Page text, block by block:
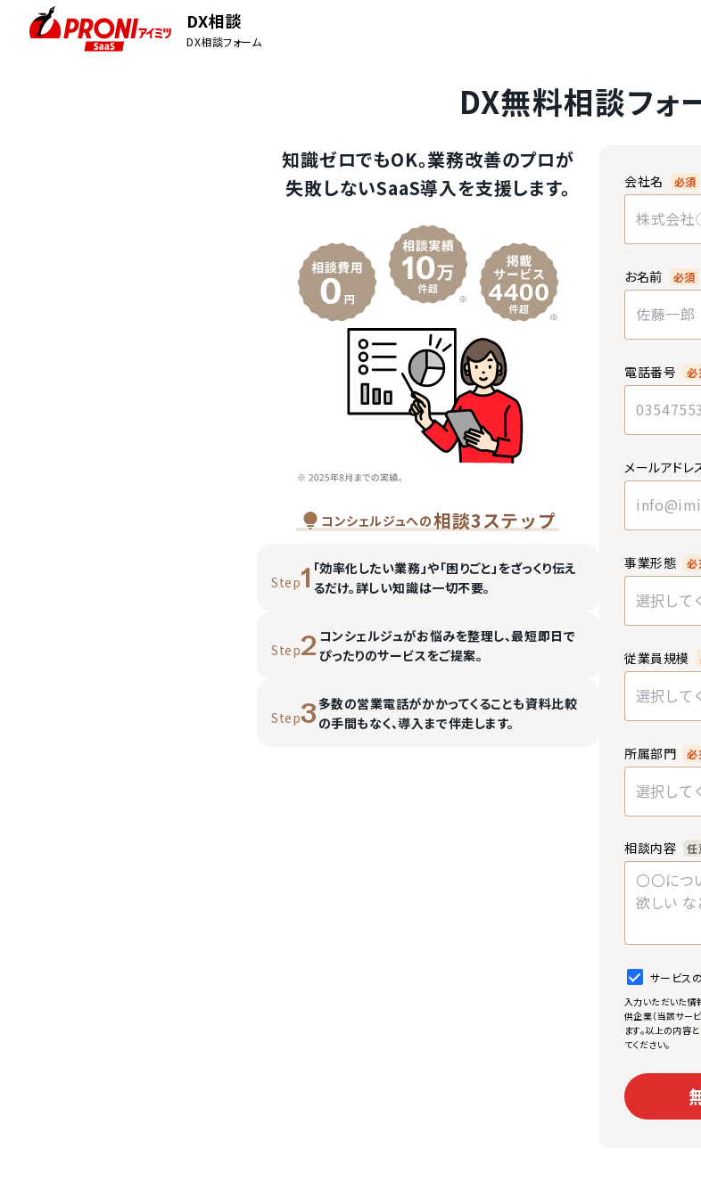
DX相談
DX相談フォーム
DX無料相談フォ
知識ゼロでもOK。業務改善のプロが
失敗しないSaaS導入を支援します。
コンシェルジュへの相談3ステップ
Step1 「効率化したい業務」や「困りごと」をざっくり伝え
るだけ。詳しい知識は一切不要。
Step2 コンシェルジュがお悩みを整理し、最短即日で
ぴったりのサービスをご提案。
Step3多数の営業電話がかかってくることも資料比較
の手間もなく、導入まで伴走します。
会社名 必須
お名前 必須
電話番号 必
メールアドレ
事業形態 必
選択して
従業員規模
選択して
所属部門 必
選択して
相談内容 任
サービス
入力いただいた情
供企業（当該サー
ます。以上の内容
てください。